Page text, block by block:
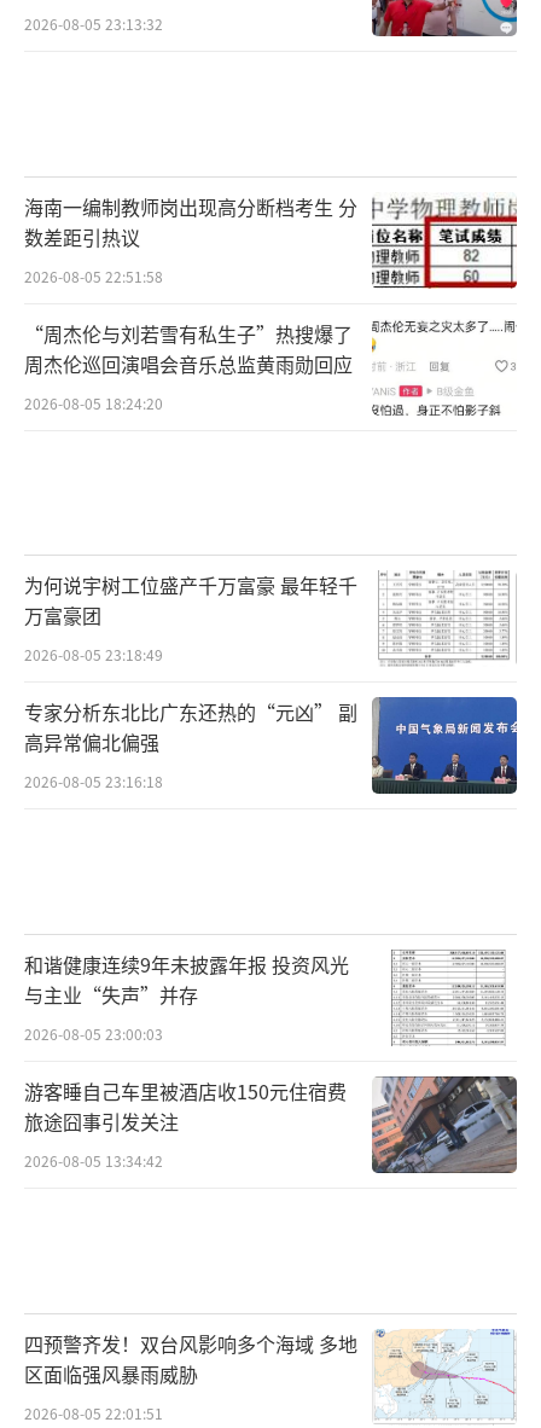
2026-08-05 23:13:32
海南一编制教师岗出现高分断档考生 分
数差距引热议
2026-08-05 22:51:58
“周杰伦与刘若雪有私生子”热搜爆了
周杰伦巡回演唱会音乐总监黄雨勋回应
2026-08-05 18:24:20
为何说宇树工位盛产千万富豪 最年轻千
万富豪团
2026-08-05 23:18:49
专家分析东北比广东还热的“元凶” 副
高异常偏北偏强
2026-08-05 23:16:18
和谐健康连续9年未披露年报 投资风光
与主业“失声”并存
2026-08-05 23:00:03
游客睡自己车里被酒店收150元住宿费
旅途囧事引发关注
2026-08-05 13:34:42
四预警齐发！双台风影响多个海域 多地
区面临强风暴雨威胁
2026-08-05 22:01:51